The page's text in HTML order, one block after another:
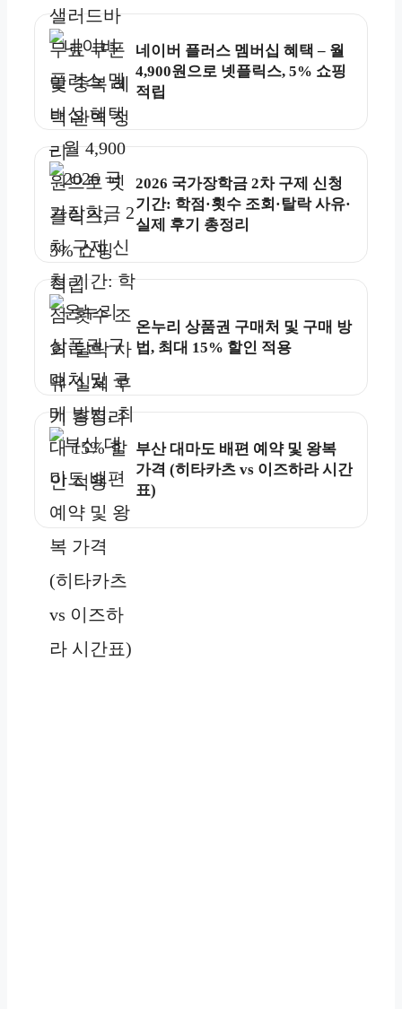
네이버 플러스 멤버십 혜택 – 월
4,900원으로 넷플릭스, 5% 쇼핑
적립
2026 국가장학금 2차 구제 신청
기간: 학점·횟수 조회·탈락 사유·
실제 후기 총정리
온누리 상품권 구매처 및 구매 방
법, 최대 15% 할인 적용
부산 대마도 배편 예약 및 왕복
가격 (히타카츠 vs 이즈하라 시간
표)